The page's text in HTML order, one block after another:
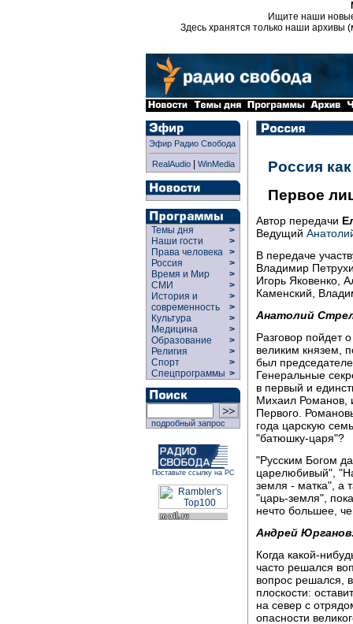
Ищите наши
Здесь хранятся только наши архивы
Эфир Радио Свобода
RealAudio| WinMedia
Темы дня
>
Наши гости
>
Права человека >
Россия
>
Время и Мир
>
СМИ
>
История и
современность
>
>
Культура
>
Медицина
>
Образование
>
Религия
>
Спорт
>
Спецпрограммы >
подробный запрос
Поставьте ссылку на РС
Россия
Первое
Автор передачи
Ведущий
В передаче
Владимир
Игорь Яковенко,
Каменский,
Анатолий
Разговор пойдет
великим князем,
был
Генеральные
в первый и
Михаил Романов,
Первого.
года царскую
"батюшку-царя"?
"Русским Богом
царелюбивый",
земля - матка", а
"царь-земля",
нечто большее,
Андрей
Когда какой-
часто решался
вопрос решался,
плоскости:
на север с
опасности